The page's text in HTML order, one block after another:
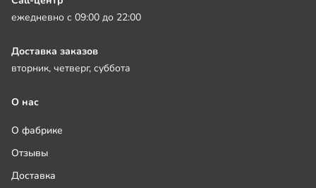
ежедневно с 09:00 до 22:00
Доставка заказов
вторник, четверг, суббота
О нас
О фабрике
Отзывы
Доставка